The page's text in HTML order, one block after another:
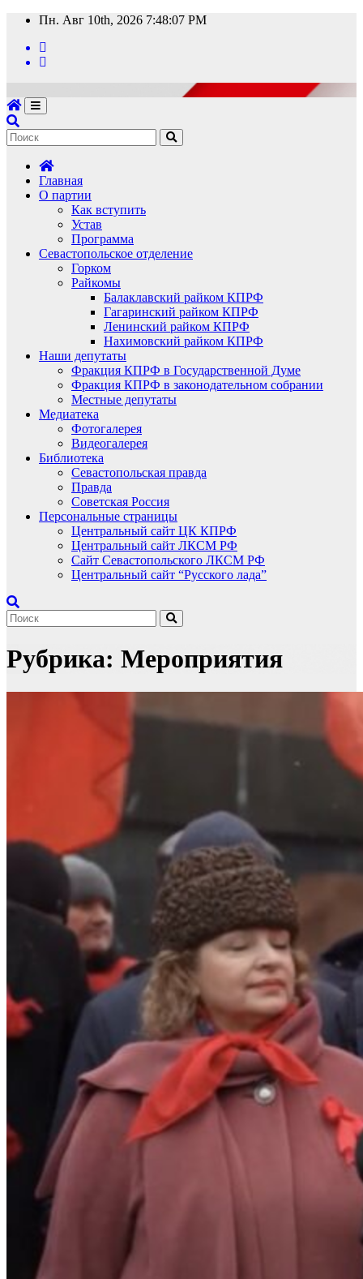
Перейти
содержимому
Пн. Авг 10th, 2026 7:48:09 PM
Главная
О партии
Как вступить
Устав
Программа
Севастопольское отделение
Горком
Райкомы
Балаклавский райком КПРФ
Гагаринский райком КПРФ
Ленинский райком КПРФ
Нахимовский райком КПРФ
Наши депутаты
Фракция КПРФ в Государственной Думе
Фракция КПРФ в законодательном собрании
Местные депутаты
Медиатека
Фотогалерея
Видеогалерея
Библиотека
Севастопольская правда
Правда
Советская Россия
Персональные страницы
Центральный сайт ЦК КПРФ
Центральный сайт ЛКСМ РФ
Сайт Севастопольского ЛКСМ РФ
Центральный сайт “Русского лада”
Рубрика: Мероприятия